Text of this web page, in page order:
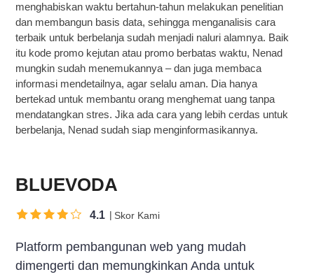
menghabiskan waktu bertahun-tahun melakukan penelitian
dan membangun basis data, sehingga menganalisis cara
terbaik untuk berbelanja sudah menjadi naluri alamnya. Baik
itu kode promo kejutan atau promo berbatas waktu, Nenad
mungkin sudah menemukannya – dan juga membaca
informasi mendetailnya, agar selalu aman. Dia hanya
bertekad untuk membantu orang menghemat uang tanpa
mendatangkan stres. Jika ada cara yang lebih cerdas untuk
berbelanja, Nenad sudah siap menginformasikannya.
BLUEVODA
4.1 Skor Kami
Platform pembangunan web yang mudah
dimengerti dan memungkinkan Anda untuk